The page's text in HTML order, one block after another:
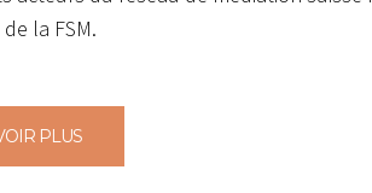
la FSM.
PLUS